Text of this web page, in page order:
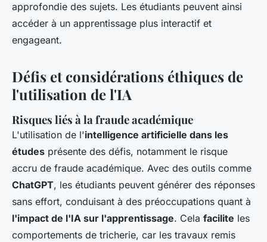
approfondie des sujets. Les étudiants peuvent ainsi
accéder à un apprentissage plus interactif et
engageant.
Défis et considérations éthiques de
l'utilisation de l'IA
Risques liés à la fraude académique
L'utilisation de l'intelligence artificielle dans les
études présente des défis, notamment le risque
accru de fraude académique. Avec des outils comme
ChatGPT, les étudiants peuvent générer des réponses
sans effort, conduisant à des préoccupations quant à
l'impact de l'IA sur l'apprentissage. Cela facilite les
comportements de tricherie, car les travaux remis